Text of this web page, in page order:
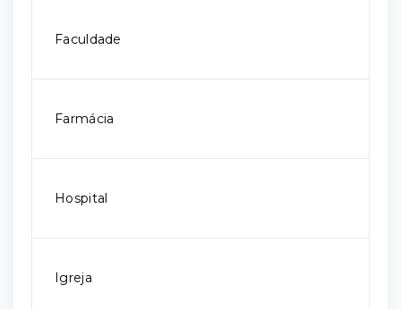
Faculdade
Farmácia
Hospital
Igreja